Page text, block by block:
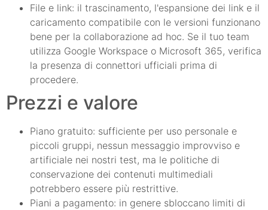
File e link: il trascinamento, l'espansione dei link e il
caricamento compatibile con le versioni funzionano
bene per la collaborazione ad hoc. Se il tuo team
utilizza Google Workspace o Microsoft 365, verifica
la presenza di connettori ufficiali prima di
procedere.
Prezzi e valore
Piano gratuito: sufficiente per uso personale e
piccoli gruppi, nessun messaggio improvviso e
artificiale nei nostri test, ma le politiche di
conservazione dei contenuti multimediali
potrebbero essere più restrittive.
Piani a pagamento: in genere sbloccano limiti di